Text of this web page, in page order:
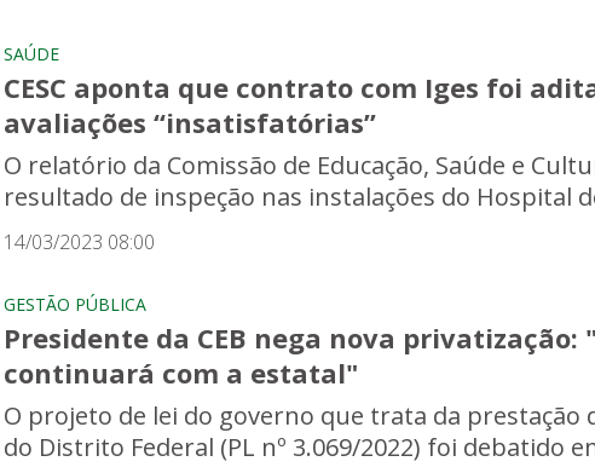
SAÚDE
CESC aponta que contrato com Iges foi
avaliações “insatisfatórias”
O relatório da Comissão de Educação, Saúde e
resultado de inspeção nas instalações do Hospital
14/03/2023 08:00
GESTÃO PÚBLICA
Presidente da CEB nega nova
continuará com a estatal"
O projeto de lei do governo que trata da prestação
do Distrito Federal (PL nº 3.069/2022) foi debatido